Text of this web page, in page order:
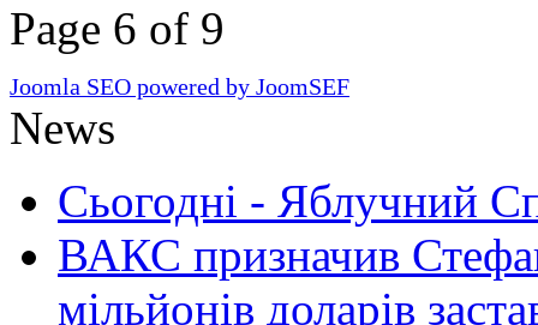
Page 6 of 9
Joomla SEO powered by JoomSEF
News
Сьогодні - Яблучний
ВАКС призначив
мільйонів доларів